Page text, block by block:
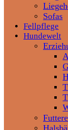
Sofas
Fellpflege
Hundewelt